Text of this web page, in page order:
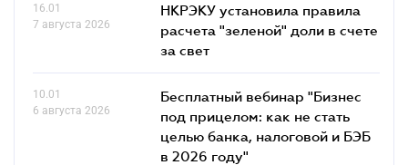
16.01
7 августа 2026
НКРЭКУ установила правила
расчета "зеленой" доли в счете
за свет
10.01
6 августа 2026
Бесплатный вебинар "Бизнес
под прицелом: как не стать
целью банка, налоговой и БЭБ
в 2026 году"